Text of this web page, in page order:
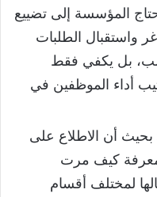
المؤسسة إلى تضييع
واستقبال الطلبات
بل يكفي فقط
أداء الموظفين في
بحيث أن الاطلاع على
معرفة كيف مرت
لمختلف أقسام